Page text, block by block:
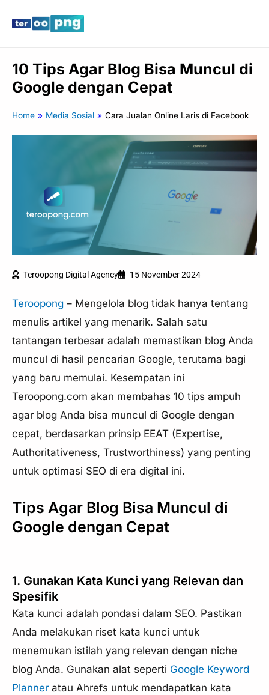
10 Tips Agar Blog Bisa Muncul di
Google dengan Cepat
Home » Media Sosial » Cara Jualan Online Laris di Facebook
Teroopong Digital Agency 15 November 2024
Teroopong – Mengelola blog tidak hanya tentang
menulis artikel yang menarik. Salah satu
tantangan terbesar adalah memastikan blog Anda
muncul di hasil pencarian Google, terutama bagi
yang baru memulai. Kesempatan ini
Teroopong.com akan membahas 10 tips ampuh
agar blog Anda bisa muncul di Google dengan
cepat, berdasarkan prinsip EEAT (Expertise,
Authoritativeness, Trustworthiness) yang penting
untuk optimasi SEO di era digital ini.
Tips Agar Blog Bisa Muncul di
Google dengan Cepat
1. Gunakan Kata Kunci yang Relevan dan
Spesifik
Kata kunci adalah pondasi dalam SEO. Pastikan
Anda melakukan riset kata kunci untuk
menemukan istilah yang relevan dengan niche
blog Anda. Gunakan alat seperti Google Keyword
Planner atau Ahrefs untuk mendapatkan kata